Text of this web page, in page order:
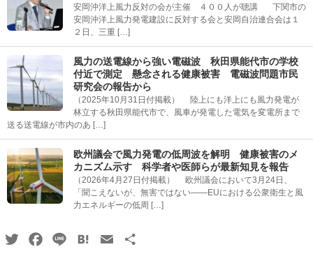
安岡沖洋上風力反対の会が主催 ４００人が聴講 下関市の
安岡沖洋上風力発電建設に反対する会と安岡自治連合会は１
２日、三重 […]
風力の送電線から強い電磁波 秋田県能代市の学校
付近で測定 懸念される健康被害 電磁波問題市民
研究会の報告から
（2025年10月31日付掲載） 陸上にも洋上にも風力発電が
林立する秋田県能代市で、風車が発電した電気を変電所まで
送る送電線が市内のあ […]
欧州議会で風力発電の低周波を解明 健康被害のメ
カニズム示す 科学者や医師らが最新知見を報告
（2026年4月27日付掲載） 欧州議会において3月24日、
「聞こえないが、無害ではない――EUにおける公衆衛生と風
力エネルギーの低周 […]
TwitterFacebook
Line HatenaEmail